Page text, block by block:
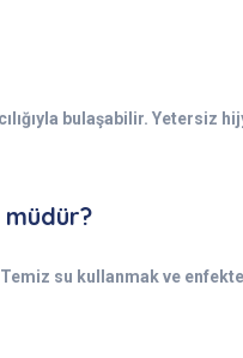
bulaşabilir. Yetersiz
su kullanmak ve